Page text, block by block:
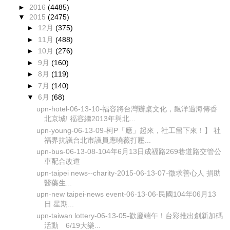
► 2016 (4485)
▼ 2015 (2475)
► 12月 (375)
► 11月 (488)
► 10月 (276)
► 9月 (160)
► 8月 (119)
► 7月 (140)
▼ 6月 (68)
upn-hotel-06-13-10-福容將台灣辦桌文化，飄洋過海傳香
北京城! 福容繼2013年與北...
upn-young-06-13-09-柯P「應」起來，社工留下來！】 社
福界抗議台北市議員應曉薇打壓...
upn-bus-06-13-08-104年6月13日成福路269巷道路交管公
車配合改道
upn-taipei news--charity-2015-06-13-07-徵求善心人 捐助
醫藥生...
upn-new taipei-news event-06-13-06-民國104年06月13
日 星期...
upn-taiwan lottery-06-13-05-歡慶端午！台彩推出創新加碼
活動 6/19大樂...